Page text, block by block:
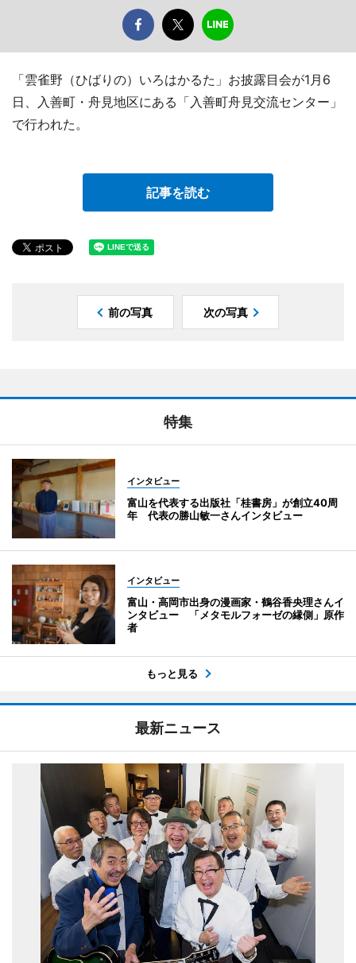
「雲雀野（ひばりの）いろはかるた」お披露目会が1月6
日、入善町・舟見地区にある「入善町舟見交流センター」
で行われた。
記事を読む
前の写真 次の写真
特集
インタビュー
富山を代表する出版社「桂書房」が創立40周
年 代表の勝山敏一さんインタビュー
インタビュー
富山・高岡市出身の漫画家・鶴谷香央理さんイ
ンタビュー 「メタモルフォーゼの縁側」原作
者
もっと見る
最新ニュース